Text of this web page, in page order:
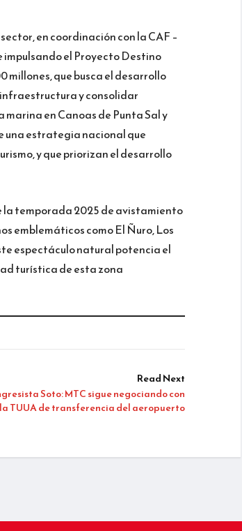
en coordinación con la CAF –
impulsando el Proyecto Destino
millones, que busca el desarrollo
y consolidar
en Canoas de Punta Sal y
una estrategia nacional que
y que priorizan el desarrollo
la temporada 2025 de avistamiento
emblemáticos como El Ñuro, Los
espectáculo natural potencia el
turística de esta zona
Read Next
Soto: MTC sigue negociando con
TUUA de transferencia del aeropuerto